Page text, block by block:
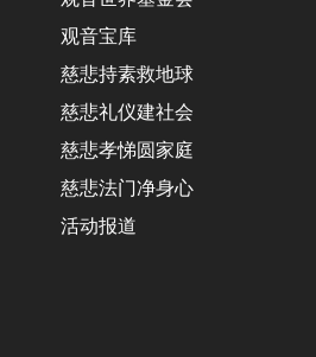
观音宝库
慈悲持素救地球
慈悲礼仪建社会
慈悲孝悌圆家庭
慈悲法门净身心
活动报道